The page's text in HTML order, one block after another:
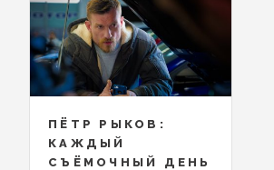
ПЁТР РЫКОВ:
КАЖДЫЙ
СЪЁМОЧНЫЙ ДЕНЬ